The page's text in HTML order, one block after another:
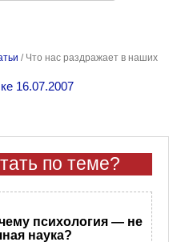
/ Что нас раздражает в наших
16.07.2007
по теме?
психология — не
наука?